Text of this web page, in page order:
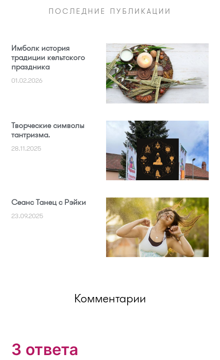
ПОСЛЕДНИЕ ПУБЛИКАЦИИ
Имболк история
традиции кельтского
праздника
01.02.2026
Творческие символы
тантризма.
28.11.2025
Сеанс Танец с Рэйки
23.09.2025
Комментарии
3 ответа